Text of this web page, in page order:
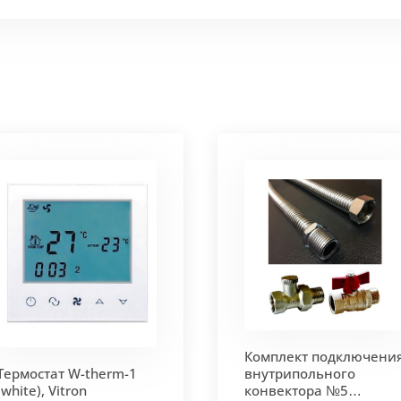
покрытием чёрного цвета.
- золото, бронза, чёрный, серебро (без доплат)
решетки - 13мм.Может быть изменена на 10 или 18
W-therm-1
Vitron
Комплект
внутрипольного
конвектора №5